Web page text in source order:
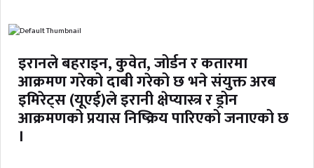
इरानले बहराइन, कुवेत, जोर्डन र कतारमा
आक्रमण गरेको दाबी गरेको छ भने संयुक्त अरब
इमिरेट्स (यूएई)ले इरानी क्षेप्यास्त्र र ड्रोन
आक्रमणको प्रयास निष्क्रिय पारिएको जनाएको छ
।